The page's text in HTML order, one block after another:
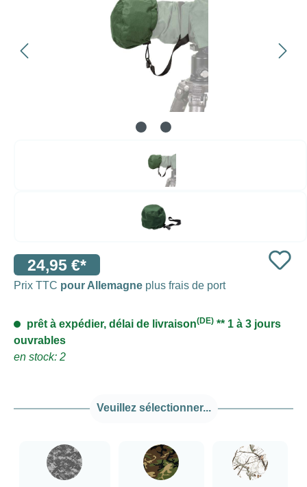
24,95 €*
Prix TTC pour Allemagne plus frais de port
prêt à expédier, délai de livraison(DE) ** 1 à 3 jours
ouvrables
en stock: 2
Veuillez sélectionner...
###Camouflage numérique###LensCoat###Camouflage vert forêt###LensCoat
###Realtree AP